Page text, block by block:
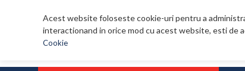
Acest website foloseste cookie-uri pentru a
interactionand in orice mod cu acest website, esti de
Cookie